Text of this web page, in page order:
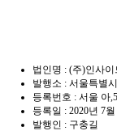
법인명 : (주)인사이
발행소 : 서울특별
등록번호 : 서울 아
등록일 : 2020년 7월
발행인 : 구충길